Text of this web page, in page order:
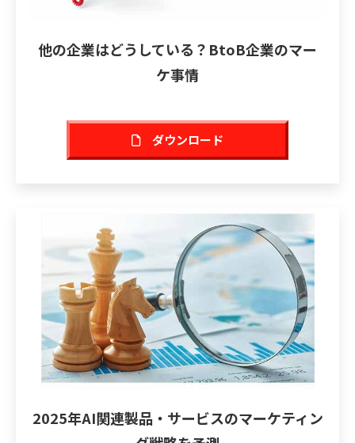
他の企業はどうしている？BtoB企業のマー
ケ事情
ダウンロード
2025年AI関連製品・サービスのマーケティン